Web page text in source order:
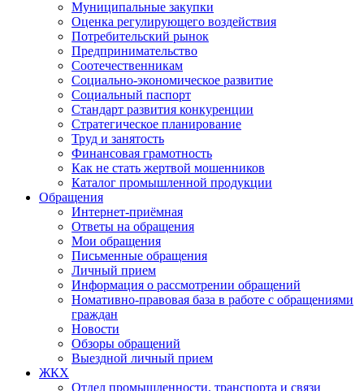
Муниципальные закупки
Оценка регулирующего воздействия
Потребительский рынок
Предпринимательство
Соотечественникам
Социально-экономическое развитие
Социальный паспорт
Стандарт развития конкуренции
Стратегическое планирование
Труд и занятость
Финансовая грамотность
Как не стать жертвой мошенников
Каталог промышленной продукции
Обращения
Интернет-приёмная
Ответы на обращения
Мои обращения
Письменные обращения
Личный прием
Информация о рассмотрении обращений
Номативно-правовая база в работе с обращениями
граждан
Новости
Обзоры обращений
Выездной личный прием
ЖКХ
Отдел промышленности, транспорта и связи